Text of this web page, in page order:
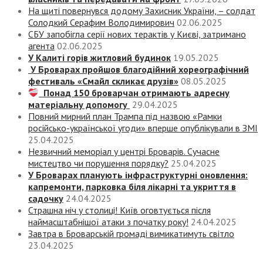
На щиті повернувся додому Захисник України, – солдат
Солодкий Серафим Володимирович 02.06.2025
СБУ запобігла серії нових терактів у Києві, затримано
агента 02.06.2025
У Калиті горів житловий будинок 19.05.2025
У Броварах пройшов благодійний хореографічний
фестиваль «Смайл скликає друзів» 08.05.2025
Понад 150 броварчан отримають адресну
матеріальну допомогу 29.04.2025
Повний мирний план Трампа під назвою «‎Рамки
російсько-української угоди» вперше опублікували в ЗМІ
25.04.2025
Незвичний меморіал у центрі Броварів. Сучасне
мистецтво чи порушення порядку? 25.04.2025
У Броварах планують інфраструктурні оновлення:
капремонти, парковка біля лікарні та укриття в
садочку 24.04.2025
Страшна ніч у столиці! Київ оговтується після
наймасштабнішої атаки з початку року! 24.04.2025
Завтра в Броварській громаді вимикатимуть світло
23.04.2025